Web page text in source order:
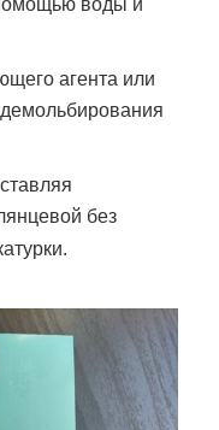
агента или
без